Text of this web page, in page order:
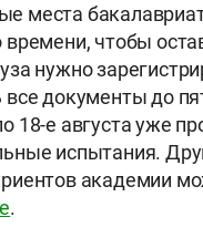
места
времени, чтобы
нужно
все документы до
18-е августа уже
испытания.
академии
.